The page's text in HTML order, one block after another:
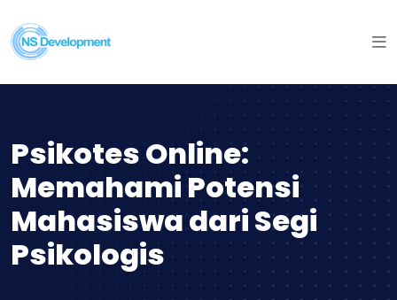
Psikotes Online:
Memahami Potensi
Mahasiswa dari Segi
Psikologis